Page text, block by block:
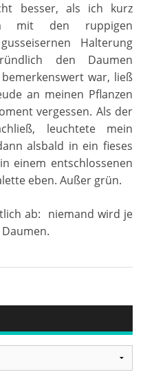
besser, als ich kurz
mit den ruppigen
Halterung
den Daumen
war, ließ
an meinen Pflanzen
vergessen. Als der
leuchtete mein
alsbald in ein fieses
einem entschlossenen
eben. Außer grün.
ab: niemand wird je